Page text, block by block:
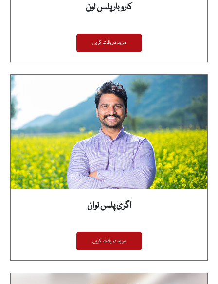
کاروبار پلس لون
مزید دریافت کریں
اگری پلس لوان
مزید دریافت کریں